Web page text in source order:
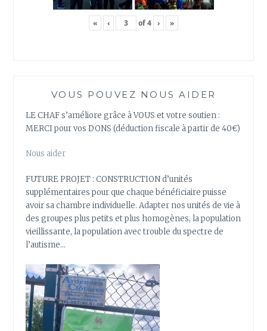
« ‹ of4 › »
VOUS POUVEZ NOUS AIDER
LE CHAF s’améliore grâce à VOUS et votre soutien :
MERCI pour vos DONS (déduction fiscale à partir de 40€)
Nous aider
FUTURE PROJET : CONSTRUCTION d’unités
supplémentaires pour que chaque bénéficiaire puisse
avoir sa chambre individuelle. Adapter nos unités de vie à
des groupes plus petits et plus homogènes, la population
vieillissante, la population avec trouble du spectre de
l’autisme…